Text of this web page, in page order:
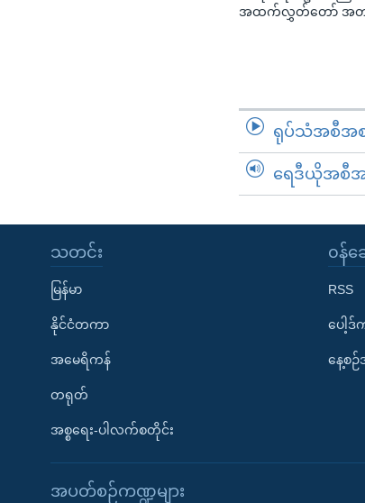
အထက်လွှတ်တော် အ
ရုပ်သံအစီအစ
ရေဒီယိုအစီအ
သတင်း
မြန်မာ
နိုင်ငံတကာ
အမေရိကန်
တရုတ်
အစ္စရေး-ပါလက်စတိုင်း
၀န်ဆ
RSS
ပေါ့
နေ့စ
အပတ်စဉ်ကဏ္ဍများ